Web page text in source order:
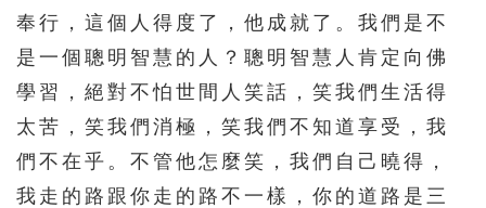
奉行，這個人得度了，他成就了。我們是不
是一個聰明智慧的人？聰明智慧人肯定向佛
學習，絕對不怕世間人笑話，笑我們生活得
太苦，笑我們消極，笑我們不知道享受，我
們不在乎。不管他怎麼笑，我們自己曉得，
我走的路跟你走的路不一樣，你的道路是三